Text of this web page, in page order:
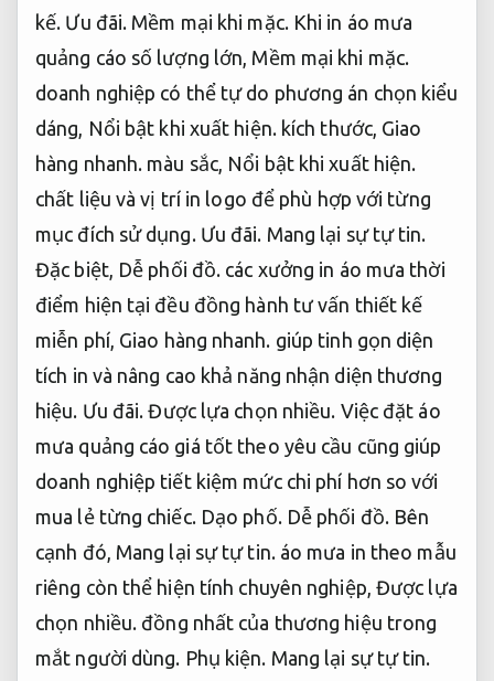
kế. Ưu đãi. Mềm mại khi mặc.Khi in áo mưa
quảng cáo số lượng lớn, Mềm mại khi mặc.
doanh nghiệp có thể tự do phương án chọn kiểu
dáng, Nổi bật khi xuất hiện.kích thước, Giao
hàng nhanh. màu sắc, Nổi bật khi xuất hiện.
chất liệu và vị trí in logo để phù hợp với từng
mục đích sử dụng. Ưu đãi. Mang lại sự tự tin.
Đặc biệt, Dễ phối đồ. các xưởng in áo mưa thời
điểm hiện tại đều đồng hành tư vấn thiết kế
miễn phí, Giao hàng nhanh. giúp tinh gọn diện
tích in và nâng cao khả năng nhận diện thương
hiệu. Ưu đãi. Được lựa chọn nhiều. Việc đặt áo
mưa quảng cáo giá tốt theo yêu cầu cũng giúp
doanh nghiệp tiết kiệm mức chi phí hơn so với
mua lẻ từng chiếc. Dạo phố. Dễ phối đồ.Bên
cạnh đó, Mang lại sự tự tin.áo mưa in theo mẫu
riêng còn thể hiện tính chuyên nghiệp, Được lựa
chọn nhiều. đồng nhất của thương hiệu trong
mắt người dùng. Phụ kiện. Mang lại sự tự tin.